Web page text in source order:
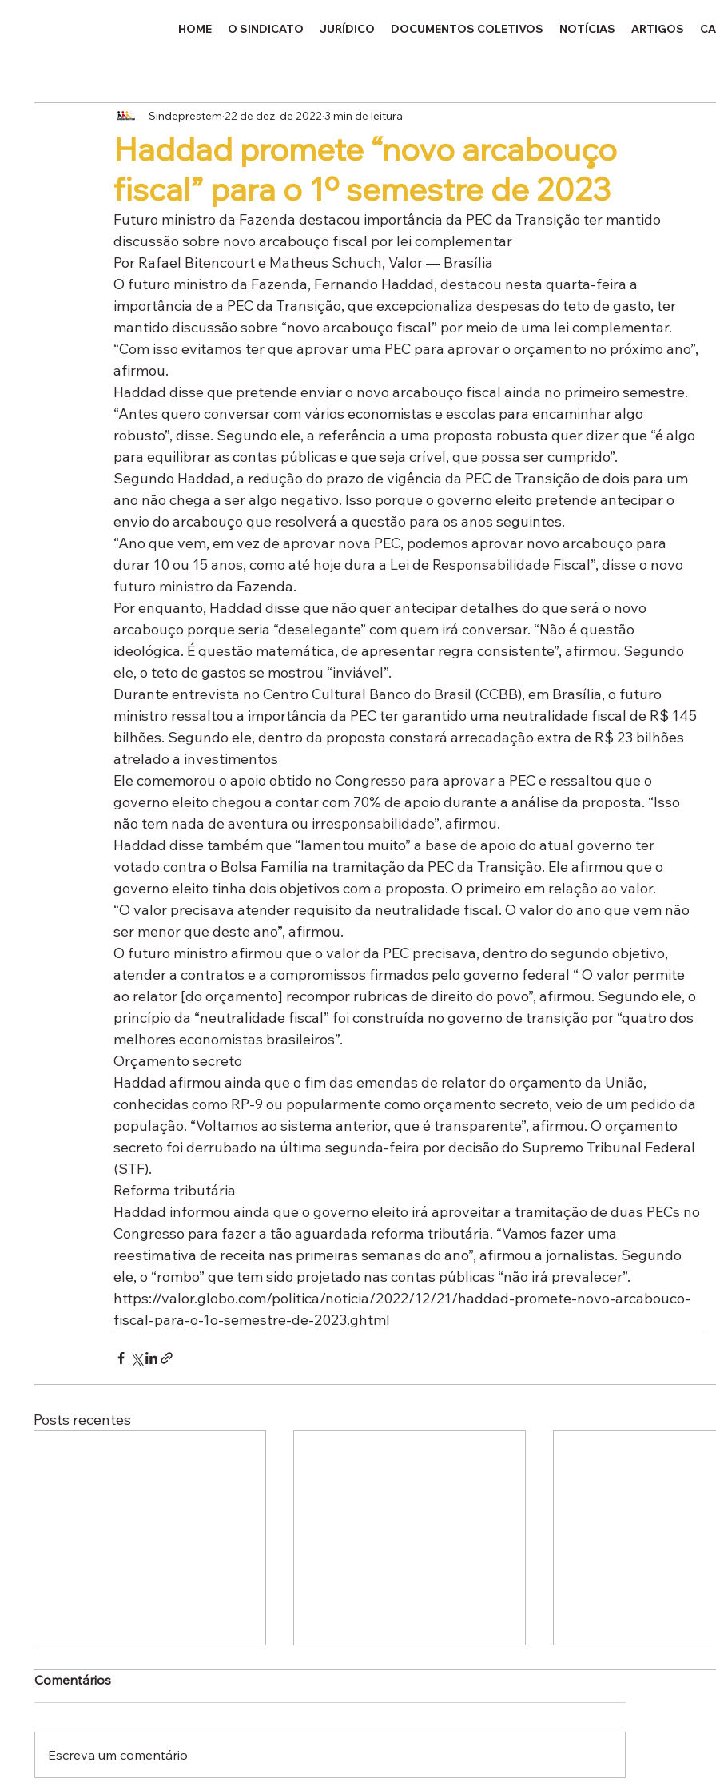
HOME O SINDICATO JURÍDICO DOCUMENTOS COLETIVOS NOTÍCIAS ARTIGOS
Haddad promete “novo arcabouço
fiscal” para o 1º semestre de 2023
Sindeprestem 22 de dez. de 2022 3 min de leitura
Futuro ministro da Fazenda destacou importância da PEC da Transição ter mantido
discussão sobre novo arcabouço fiscal por lei complementar
Por Rafael Bitencourt e Matheus Schuch, Valor — Brasília
O futuro ministro da Fazenda, Fernando Haddad, destacou nesta quarta-feira a
importância de a PEC da Transição, que excepcionaliza despesas do teto de gasto, ter
mantido discussão sobre “novo arcabouço fiscal” por meio de uma lei complementar.
“Com isso evitamos ter que aprovar uma PEC para aprovar o orçamento no próximo ano”,
afirmou.
Haddad disse que pretende enviar o novo arcabouço fiscal ainda no primeiro semestre.
“Antes quero conversar com vários economistas e escolas para encaminhar algo
robusto”, disse. Segundo ele, a referência a uma proposta robusta quer dizer que “é algo
para equilibrar as contas públicas e que seja crível, que possa ser cumprido”.
Segundo Haddad, a redução do prazo de vigência da PEC de Transição de dois para um
ano não chega a ser algo negativo. Isso porque o governo eleito pretende antecipar o
envio do arcabouço que resolverá a questão para os anos seguintes.
“Ano que vem, em vez de aprovar nova PEC, podemos aprovar novo arcabouço para
durar 10 ou 15 anos, como até hoje dura a Lei de Responsabilidade Fiscal”, disse o novo
futuro ministro da Fazenda.
Por enquanto, Haddad disse que não quer antecipar detalhes do que será o novo
arcabouço porque seria “deselegante” com quem irá conversar. “Não é questão
ideológica. É questão matemática, de apresentar regra consistente”, afirmou. Segundo
ele, o teto de gastos se mostrou “inviável”.
Durante entrevista no Centro Cultural Banco do Brasil (CCBB), em Brasília, o futuro
ministro ressaltou a importância da PEC ter garantido uma neutralidade fiscal de R$ 145
bilhões. Segundo ele, dentro da proposta constará arrecadação extra de R$ 23 bilhões
atrelado a investimentos
Ele comemorou o apoio obtido no Congresso para aprovar a PEC e ressaltou que o
governo eleito chegou a contar com 70% de apoio durante a análise da proposta. “Isso
não tem nada de aventura ou irresponsabilidade”, afirmou.
Haddad disse também que “lamentou muito” a base de apoio do atual governo ter
votado contra o Bolsa Família na tramitação da PEC da Transição. Ele afirmou que o
governo eleito tinha dois objetivos com a proposta. O primeiro em relação ao valor.
“O valor precisava atender requisito da neutralidade fiscal. O valor do ano que vem não
ser menor que deste ano”, afirmou.
O futuro ministro afirmou que o valor da PEC precisava, dentro do segundo objetivo,
atender a contratos e a compromissos firmados pelo governo federal “ O valor permite
ao relator [do orçamento] recompor rubricas de direito do povo”, afirmou. Segundo ele, o
princípio da “neutralidade fiscal” foi construída no governo de transição por “quatro dos
melhores economistas brasileiros”.
Orçamento secreto
Haddad afirmou ainda que o fim das emendas de relator do orçamento da União,
conhecidas como RP-9 ou popularmente como orçamento secreto, veio de um pedido da
população. “Voltamos ao sistema anterior, que é transparente”, afirmou. O orçamento
secreto foi derrubado na última segunda-feira por decisão do Supremo Tribunal Federal
(STF).
Reforma tributária
Haddad informou ainda que o governo eleito irá aproveitar a tramitação de duas PECs no
Congresso para fazer a tão aguardada reforma tributária. “Vamos fazer uma
reestimativa de receita nas primeiras semanas do ano”, afirmou a jornalistas. Segundo
ele, o “rombo” que tem sido projetado nas contas públicas “não irá prevalecer”.
https://valor.globo.com/politica/noticia/2022/12/21/haddad-promete-novo-arcabouco-
fiscal-para-o-1o-semestre-de-2023.ghtml
Posts recentes
Comentários
Escreva um comentário